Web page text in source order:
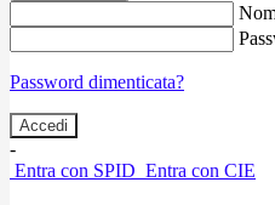
Password dimenticata?
-
Entra con SPID Entra con CIE